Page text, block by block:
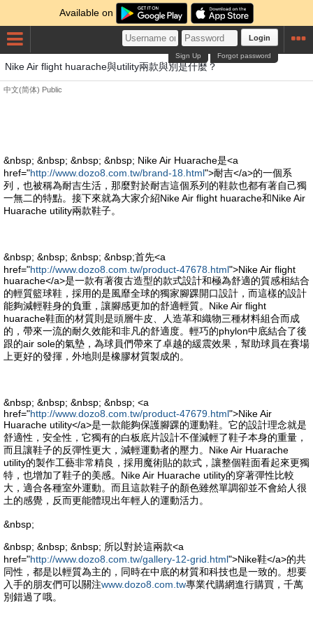
Available on
Login
Forgot password
Sign Up
Nike Air flight huarache與utility兩款與別是什麼？
中文(简体) Public
&nbsp; &nbsp; &nbsp; &nbsp; Nike Air Huarache是<a
href="http://www.dozo8.com.tw/brand-18.html">耐吉</a>的一個系
列，也被稱為耐吉生活，那麼對於耐吉這個系列的鞋款也都有著自己獨
一無二的特點。接下來就為大家介紹Nike Air flight huarache和Nike Air
Huarache utility兩款鞋子。
&nbsp; &nbsp; &nbsp; &nbsp;首先<a
href="http://www.dozo8.com.tw/product-47678.html">Nike Air flight
huarache</a>是一款有著復古造型的款式設計和極為舒適的質感相結合
的輕質籃球鞋，採用的是風靡全球的獨家腳踝開口設計，而這樣的設計
能夠減輕鞋身的負重，讓腳感更加的舒適輕質。Nike Air flight
huarache鞋面的材質則是頭層牛皮、人造革和織物三種材料組合而成
的，帶來一流的耐久效能和非凡的舒適度。輕巧的phylon中底結合了後
跟的air sole的氣墊，為球員們帶來了卓越的緩震效果，幫助球員在賽場
上更好的發揮，外地則是橡膠材質製成的。
&nbsp; &nbsp; &nbsp; &nbsp; <a
href="http://www.dozo8.com.tw/product-47679.html">Nike Air
Huarache utility</a>是一款能夠保護腳踝的運動鞋。它的設計理念就是
舒適性，安全性，它獨有的白板底片設計不僅減輕了鞋子本身的重量，
而且讓鞋子的反彈性更大，減輕運動者的壓力。Nike Air Huarache
utility的製作工藝非常精良，採用魔術貼的款式，讓整個鞋面看起來更獨
特，也增加了鞋子的美感。Nike Air Huarache utility的穿著彈性比較
大，適合各種室外運動。而且這款鞋子的顏色雖然單調卻並不會給人很
土的感覺，反而更能體現出年輕人的運動活力。
&nbsp;
&nbsp; &nbsp; &nbsp; 所以對於這兩款<a
href="http://www.dozo8.com.tw/gallery-12-grid.html">Nike鞋</a>的共
同性，都是以輕質為主的，同時在中底的材質和科技也是一致的。想要
入手的朋友們可以關注www.dozo8.com.tw專業代購網進行購買，千萬
別錯過了哦。